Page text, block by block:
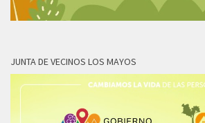
JUNTA DE VECINOS LOS MAYOS